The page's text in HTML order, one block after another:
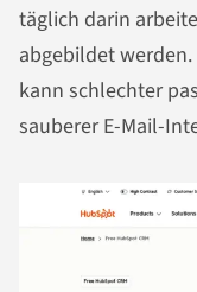
täglich darin
abgebildet
kann schlechter
sauberer E-Mail-